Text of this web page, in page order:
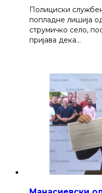
Полициски
попладне лишија
струмичко село,
пријава дека…